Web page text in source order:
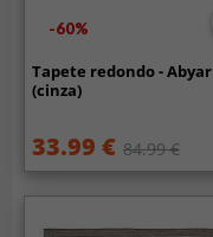
-60%
Tapete redondo - Abyar
(cinza)
33.99 € 84.99 €